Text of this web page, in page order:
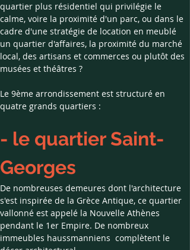
quartier plus résidentiel qui privilégie le
calme, voire la proximité d'un parc, ou dans le
cadre d'une stratégie de location en meublé
un quartier d'affaires, la proximité du marché
local, des artisans et commerces ou plutôt des
musées et théâtres ?
Le 9ème arrondissement est structuré en
quatre grands quartiers :
- le quartier Saint-
Georges
De nombreuses demeures dont l'architecture
s'est inspirée de la Grèce Antique, ce quartier
vallonné est appelé la Nouvelle Athènes
pendant le 1er Empire. De nombreux
immeubles haussmanniens  complètent le